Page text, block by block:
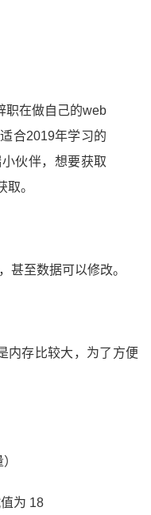
职在做自己的web
合2019年学习的
伙伴，想要获取
。
甚至数据可以修改。
内存比较大，为了方便
为 18